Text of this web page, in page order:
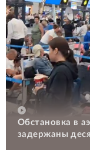
Обстановка в
задержаны